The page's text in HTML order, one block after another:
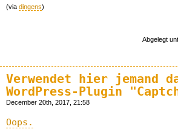
(via dingens)
Abgelegt
Verwendet hier jemand
WordPress-Plugin
December 20th, 2017, 21:58
Oops.